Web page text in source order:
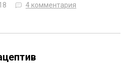
4 комментария